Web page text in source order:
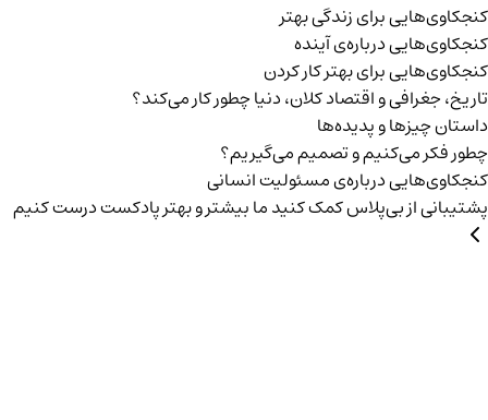
کنجکاوی‌هایی برای زندگی بهتر
کنجکاوی‌هایی درباره‌ی آينده
کنجکاوی‌هایی برای بهتر کار کردن
تاریخ،‌ جغرافی و اقتصاد کلان، دنیا چطور کار می‌کند؟
داستان چیزها و پدیده‌ها
چطور فکر می‌کنیم و تصمیم می‌گیریم؟
کنجکاوی‌هایی درباره‌ی مسئولیت انسانی
پشتیبانی از بی‌پلاسکمک کنید ما بیشتر و بهتر پادکست درست کنیم